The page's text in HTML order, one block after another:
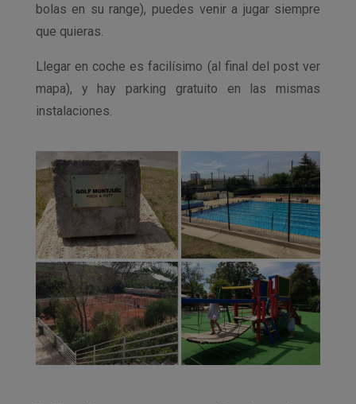
bolas en su range), puedes venir a jugar siempre
que quieras.
Llegar en coche es facilísimo (al final del post ver
mapa), y hay parking gratuito en las mismas
instalaciones.